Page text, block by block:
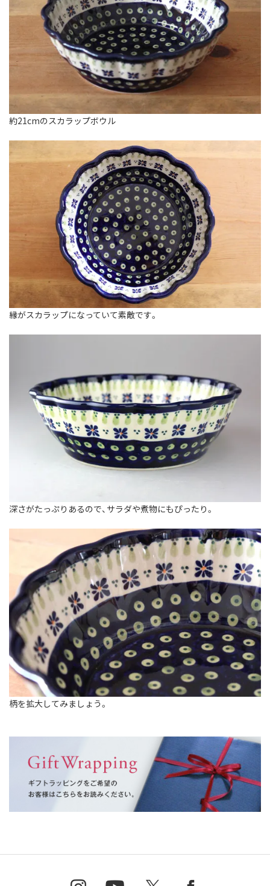
約21cmのスカラップボウル
縁がスカラップになっていて素敵です。
深さがたっぷりあるので、サラダや煮物にもぴったり。
柄を拡大してみましょう。